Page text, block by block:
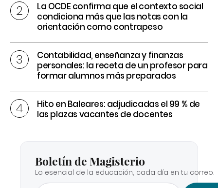
La OCDE confirma que el contexto social
condiciona más que las notas con la
orientación como contrapeso
Contabilidad, enseñanza y finanzas
personales: la receta de un profesor para
formar alumnos más preparados
Hito en Baleares: adjudicadas el 99 % de
las plazas vacantes de docentes
Boletín de Magisterio
Lo esencial de la educación, cada día en tu correo.